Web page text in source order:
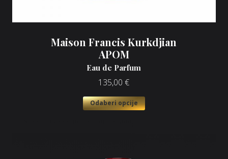
Maison Francis Kurkdjian
APOM
Eau de Parfum
135,00 €
Odaberi opcije